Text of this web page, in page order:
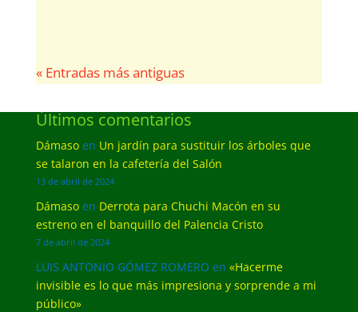
« Entradas más antiguas
Últimos comentarios
Dámasoen Un jardín para sustituir los árboles que
se talaron en la cafetería del Salón
13 de abril de 2024
Dámasoen Derrota para Chuchi Macón en su
estreno en el banquillo del Palencia Cristo
7 de abril de 2024
LUIS ANTONIO GÓMEZ ROMERO en «Hacerme
invisible es lo que más impresiona y sorprende a mi
público»